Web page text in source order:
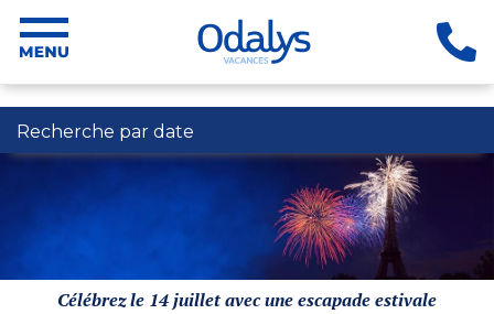
Recherche par date
Célébrez le 14 juillet avec une escapade estivale